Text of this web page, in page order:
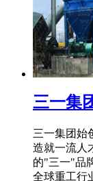
三一集
三一集团始
造就一流人
的"三一"品
全球重工行